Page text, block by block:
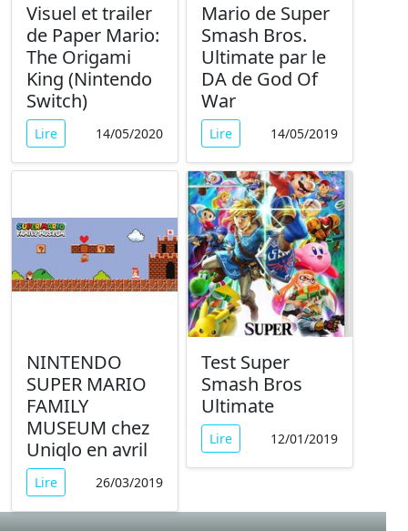
Visuel et trailer
de Paper Mario:
The Origami
King (Nintendo
Switch)
Lire 14/05/2020
Mario de Super
Smash Bros.
Ultimate par le
DA de God Of
War
Lire 14/05/2019
NINTENDO
SUPER MARIO
FAMILY
MUSEUM chez
Uniqlo en avril
Lire 26/03/2019
Test Super
Smash Bros
Ultimate
Lire 12/01/2019